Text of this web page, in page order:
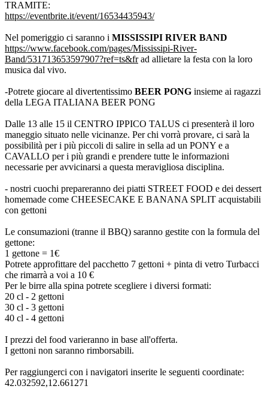
TRAMITE:
https://eventbrite.it/event/16534435943/
Nel pomeriggio ci saranno i MISSISSIPI RIVER BAND
https://www.facebook.com/pages/Mississipi-River-
Band/531713653597907?ref=ts&frad allietare la festa con la loro
musica dal vivo.
-Potrete giocare al divertentissimo BEER PONG insieme ai ragazzi
della LEGA ITALIANA BEER PONG
Dalle 13 alle 15 il CENTRO IPPICO TALUS ci presenterà il loro
maneggio situato nelle vicinanze. Per chi vorrà provare, ci sarà la
possibilità per i più piccoli di salire in sella ad un PONY e a
CAVALLO per i più grandi e prendere tutte le informazioni
necessarie per avvicinarsi a questa meravigliosa disciplina.
- nostri cuochi prepareranno dei piatti STREET FOOD e dei dessert
homemade come CHEESECAKE E BANANA SPLIT acquistabili
con gettoni
Le consumazioni (tranne il BBQ) saranno gestite con la formula del
gettone:
1 gettone = 1€
Potrete approfittare del pacchetto 7 gettoni + pinta di vetro Turbacci
che rimarrà a voi a 10 €
Per le birre alla spina potrete scegliere i diversi formati:
20 cl - 2 gettoni
30 cl - 3 gettoni
40 cl - 4 gettoni
I prezzi del food varieranno in base all'offerta.
I gettoni non saranno rimborsabili.
Per raggiungerci con i navigatori inserite le seguenti coordinate:
42.032592,12.661271